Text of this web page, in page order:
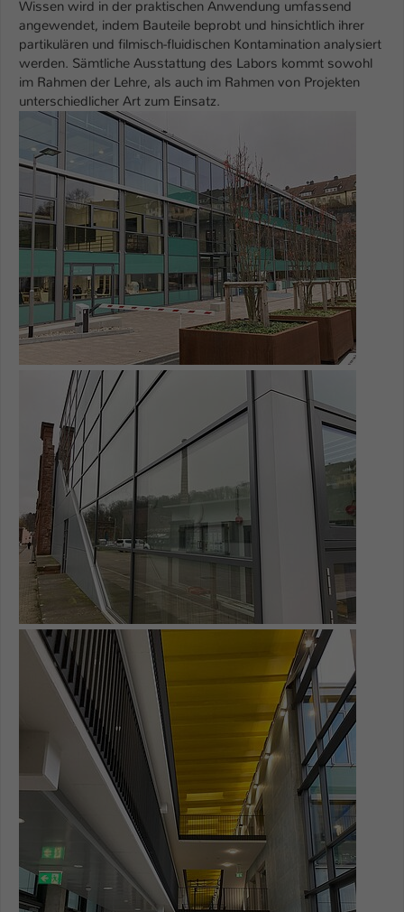
Show larger version for:
Show larger version for:
Show larger version for:
Wissen wird in der praktischen Anwendung umfassend
angewendet, indem Bauteile beprobt und hinsichtlich ihrer
partikulären und filmisch-fluidischen Kontamination analysiert
werden. Sämtliche Ausstattung des Labors kommt sowohl
im Rahmen der Lehre, als auch im Rahmen von Projekten
unterschiedlicher Art zum Einsatz.
Zweck
Einstellungen. Unter anderem eine zufällig
generierte ID, für die historische
Speicherung Ihrer vorgenommen
Einstellungen, falls der Webseiten-
Betreiber dies eingestellt hat.
Name fe_typo_user / PHPSESSID
Anbieter TYPO3
Laufzeit 1 Woche
Zweck
Dieses Cookie ist ein Standard-Session-
Cookie von TYPO3. Es speichert im Fall
eines Intranet-Logins die Session-ID. So
kann der eingeloggte Benutzer
wiedererkannt werden und es wird ihm
Zugang zu geschützten Bereichen
gewährt.
Name be_typo_user
Anbieter TYPO3
Laufzeit
Zweck
Dieser Cookie teilt der Webseite mit, ob
ein Besucher im Typo3-Backend
angemeldet ist und Rechte besitzt diese